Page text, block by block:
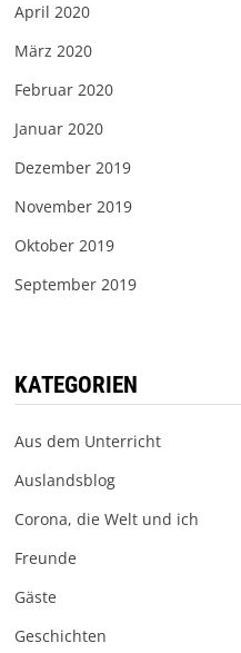
April 2020
März 2020
Februar 2020
Januar 2020
Dezember 2019
November 2019
Oktober 2019
September 2019
KATEGORIEN
Aus dem Unterricht
Auslandsblog
Corona, die Welt und ich
Freunde
Gäste
Geschichten